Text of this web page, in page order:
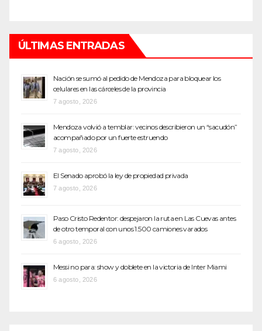
ÚLTIMAS ENTRADAS
Nación se sumó al pedido de Mendoza para bloquear los
celulares en las cárceles de la provincia
7 agosto, 2026
Mendoza volvió a temblar: vecinos describieron un “sacudón”
acompañado por un fuerte estruendo
7 agosto, 2026
El Senado aprobó la ley de propiedad privada
7 agosto, 2026
Paso Cristo Redentor: despejaron la ruta en Las Cuevas antes
de otro temporal con unos 1.500 camiones varados
6 agosto, 2026
Messi no para: show y doblete en la victoria de Inter Miami
6 agosto, 2026